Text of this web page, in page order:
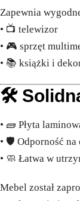
Zapewnia
• 📺 telewizor
• 🎮 sprzęt
• 📚 książki i
🛠️
• 🧱 Płyta
• 🛡️ Odporność
• 🧼 Łatwa w
Mebel został